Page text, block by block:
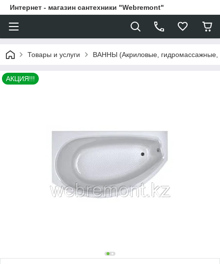
Интернет - магазин сантехники "Webremont"
Товары и услуги ВАННЫ (Акриловые,
АКЦИЯ!!!